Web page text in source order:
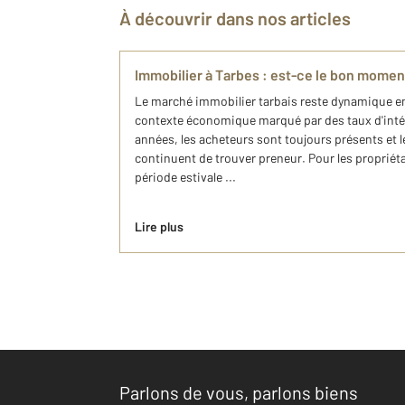
À découvrir dans nos articles
Immobilier à Tarbes : est-ce le bon
Le marché immobilier tarbais reste dynamique
contexte économique marqué par des taux
années, les acheteurs sont toujours présents et
continuent de trouver preneur. Pour les
période estivale ...
Lire plus
Parlons de vous, parlons biens